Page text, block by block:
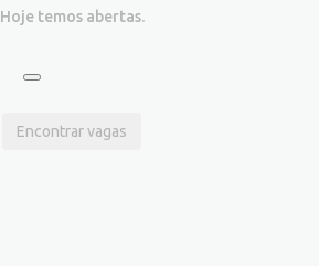
Hoje temos abertas.
Encontrar vagas